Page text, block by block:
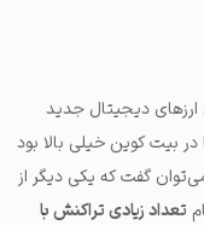
ارزهای دیجیتال جدید
بیت کوین خیلی بالا بود
گفت که یکی دیگر از
تعداد زیادی تراکنش با